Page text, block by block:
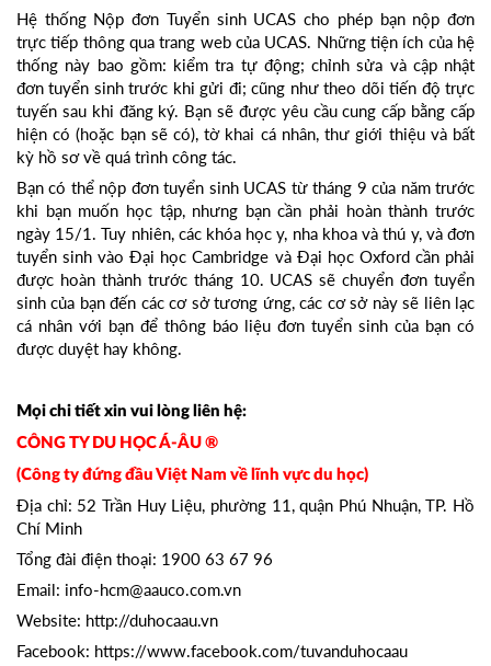
Hệ thống Nộp đơn Tuyển sinh UCAS cho phép bạn nộp đơn
trực tiếp thông qua trang web của UCAS. Những tiện ích của hệ
thống này bao gồm: kiểm tra tự động; chỉnh sửa và cập nhật
đơn tuyển sinh trước khi gửi đi; cũng như theo dõi tiến độ trực
tuyến sau khi đăng ký. Bạn sẽ được yêu cầu cung cấp bằng cấp
hiện có (hoặc bạn sẽ có), tờ khai cá nhân, thư giới thiệu và bất
kỳ hồ sơ về quá trình công tác.
Bạn có thể nộp đơn tuyển sinh UCAS từ tháng 9 của năm trước
khi bạn muốn học tập, nhưng bạn cần phải hoàn thành trước
ngày 15/1. Tuy nhiên, các khóa học y, nha khoa và thú y, và đơn
tuyển sinh vào Đại học Cambridge và Đại học Oxford cần phải
được hoàn thành trước tháng 10. UCAS sẽ chuyển đơn tuyển
sinh của bạn đến các cơ sở tương ứng, các cơ sở này sẽ liên lạc
cá nhân với bạn để thông báo liệu đơn tuyển sinh của bạn có
được duyệt hay không.
Mọi chi tiết xin vui lòng liên hệ:
CÔNG TY DU HỌC Á-ÂU ®
(Công ty đứng đầu Việt Nam về lĩnh vực du học)
Địa chỉ: 52 Trần Huy Liệu, phường 11, quận Phú Nhuận, TP. Hồ
Chí Minh
Tổng đài điện thoại: 1900 63 67 96
Email: info-hcm@aauco.com.vn
Website: http://duhocaau.vn
Facebook: https://www.facebook.com/tuvanduhocaau